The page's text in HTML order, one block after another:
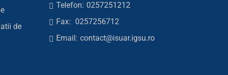
de
Telefon: 0257251212
Fax: 0257256712
Email: contact@isuar.igsu.ro